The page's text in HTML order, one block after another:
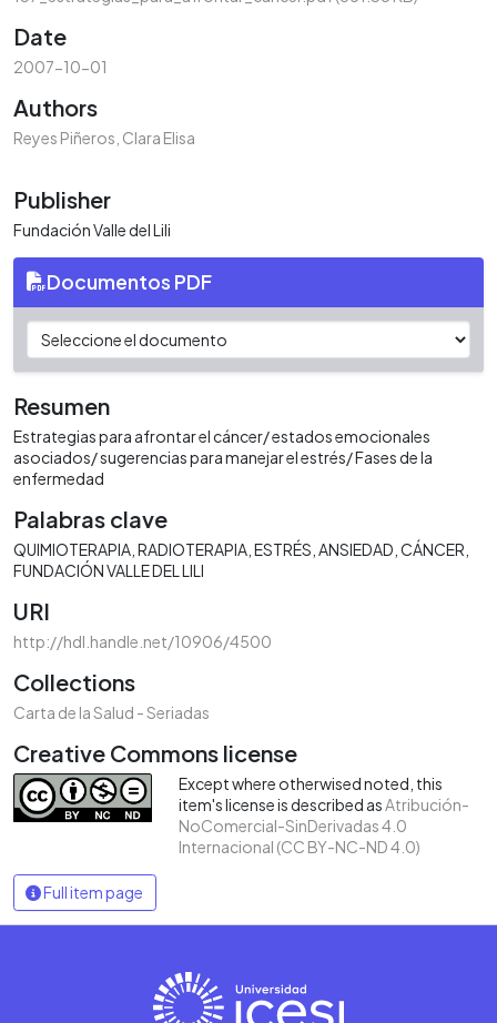
Date
2007-10-01
Authors
Reyes Piñeros, Clara Elisa
Publisher
Fundación Valle del Lili
Documentos PDF
Resumen
Estrategias para afrontar el cáncer/ estados emocionales
asociados/ sugerencias para manejar el estrés/ Fases de la
enfermedad
Palabras clave
QUIMIOTERAPIA RADIOTERAPIA ESTRÉS ANSIEDAD CÁNCER
FUNDACIÓN VALLE DEL LILI
URI
http://hdl.handle.net/10906/4500
Collections
Carta de la Salud - Seriadas
Creative Commons license
Except where otherwised noted, this
item's license is described asAtribución-
NoComercial-SinDerivadas 4.0
Internacional (CC BY-NC-ND 4.0)
Full item page